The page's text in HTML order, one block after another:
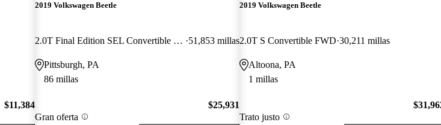
$11,384
2019 Volkswagen Beetle
2.0T Final Edition SEL Convertible FWD 51,853 millas
Pittsburgh, PA
86 millas
Gran oferta
$25,931
2019 Volkswagen Beetle
2.0T S Convertible FWD 30,211 millas
Altoona, PA
1 millas
Trato justo